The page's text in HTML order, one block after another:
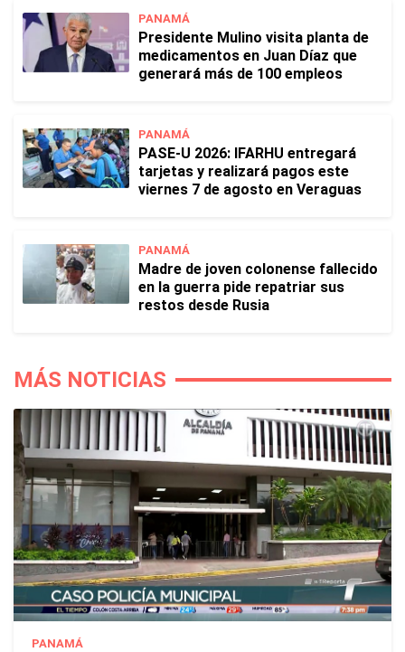
PANAMÁ
Presidente Mulino visita planta de
medicamentos en Juan Díaz que
generará más de 100 empleos
PANAMÁ
PASE-U 2026: IFARHU entregará
tarjetas y realizará pagos este
viernes 7 de agosto en Veraguas
PANAMÁ
Madre de joven colonense fallecido
en la guerra pide repatriar sus
restos desde Rusia
MÁS NOTICIAS
PANAMÁ